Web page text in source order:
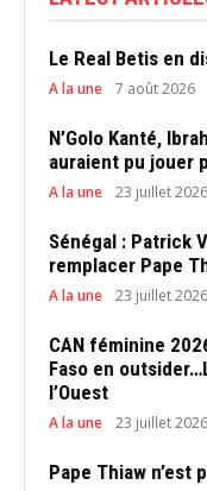
Le Real Betis en
A la une 7 août 2026
N’Golo Kanté,
auraient pu jouer
A la une 23 juillet 2026
Sénégal : Patrick
remplacer Pape
A la une 23 juillet 2026
CAN féminine
Faso en
l’Ouest
A la une 23 juillet 2026
Pape Thiaw n’est